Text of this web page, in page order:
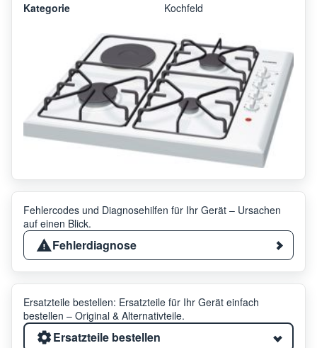
Kategorie Kochfeld
Fehlercodes und Diagnosehilfen für Ihr Gerät – Ursachen
auf einen Blick.
Fehlerdiagnose
Ersatzteile bestellen: Ersatzteile für Ihr Gerät einfach
bestellen – Original & Alternativteile.
Ersatzteile bestellen